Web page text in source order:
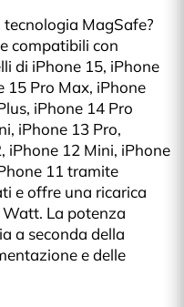
MagSafe?
compatibili con
di iPhone 15, iPhone
15 Pro Max, iPhone
iPhone 14 Pro
iPhone 13 Pro,
iPhone 12 Mini, iPhone
11 tramite
e offre una ricarica
La potenza
a seconda della
e delle